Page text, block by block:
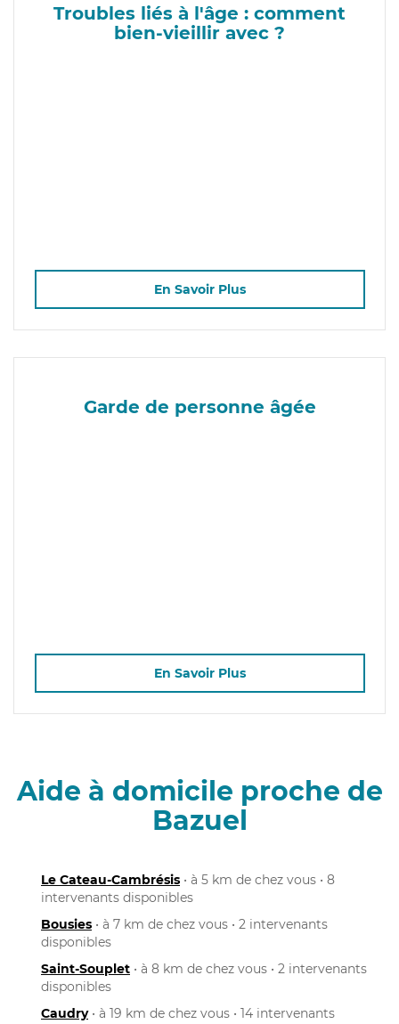
Troubles liés à l'âge : comment
bien-vieillir avec ?
En Savoir Plus
Garde de personne âgée
En Savoir Plus
Aide à domicile proche de
Bazuel
Le Cateau-Cambrésis • à 5 km de chez vous • 8
intervenants disponibles
Bousies • à 7 km de chez vous • 2 intervenants
disponibles
Saint-Souplet • à 8 km de chez vous • 2 intervenants
disponibles
Caudry• à 19 km de chez vous • 14 intervenants